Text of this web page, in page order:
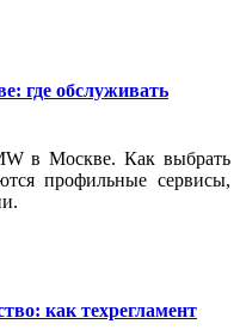
где обслуживать
в Москве. Как выбрать
профильные сервисы,
как техрегламент